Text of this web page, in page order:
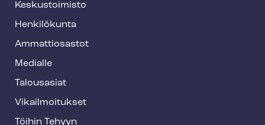
Keskustoimisto
Henkilökunta
Ammattiosastot
Medialle
Talousasiat
Vi­kail­moi­tuk­set
Töihin Tehyyn